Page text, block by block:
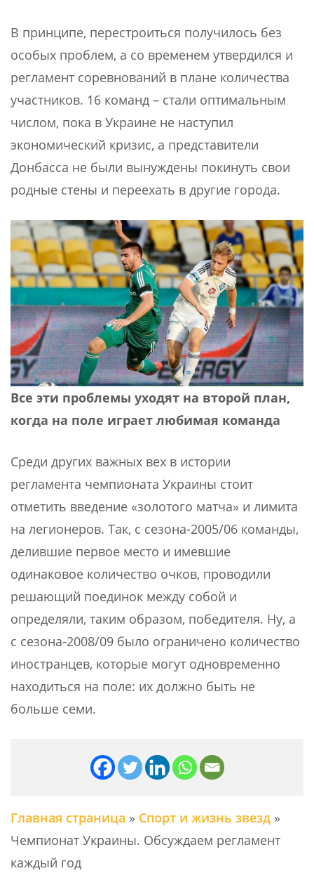
В принципе, перестроиться получилось без
особых проблем, а со временем утвердился и
регламент соревнований в плане количества
участников. 16 команд – стали оптимальным
числом, пока в Украине не наступил
экономический кризис, а представители
Донбасса не были вынуждены покинуть свои
родные стены и переехать в другие города.
Все эти проблемы уходят на второй план,
когда на поле играет любимая команда
Среди других важных вех в истории
регламента чемпионата Украины стоит
отметить введение «золотого матча» и лимита
на легионеров. Так, с сезона-2005/06 команды,
делившие первое место и имевшие
одинаковое количество очков, проводили
решающий поединок между собой и
определяли, таким образом, победителя. Ну, а
с сезона-2008/09 было ограничено количество
иностранцев, которые могут одновременно
находиться на поле: их должно быть не
больше семи.
Главная страница » Спорт и жизнь звезд »
Чемпионат Украины. Обсуждаем регламент
каждый год